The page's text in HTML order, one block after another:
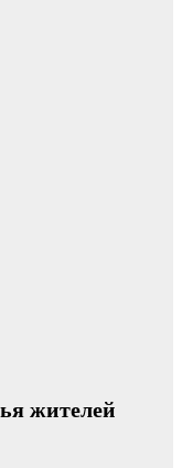
жителей